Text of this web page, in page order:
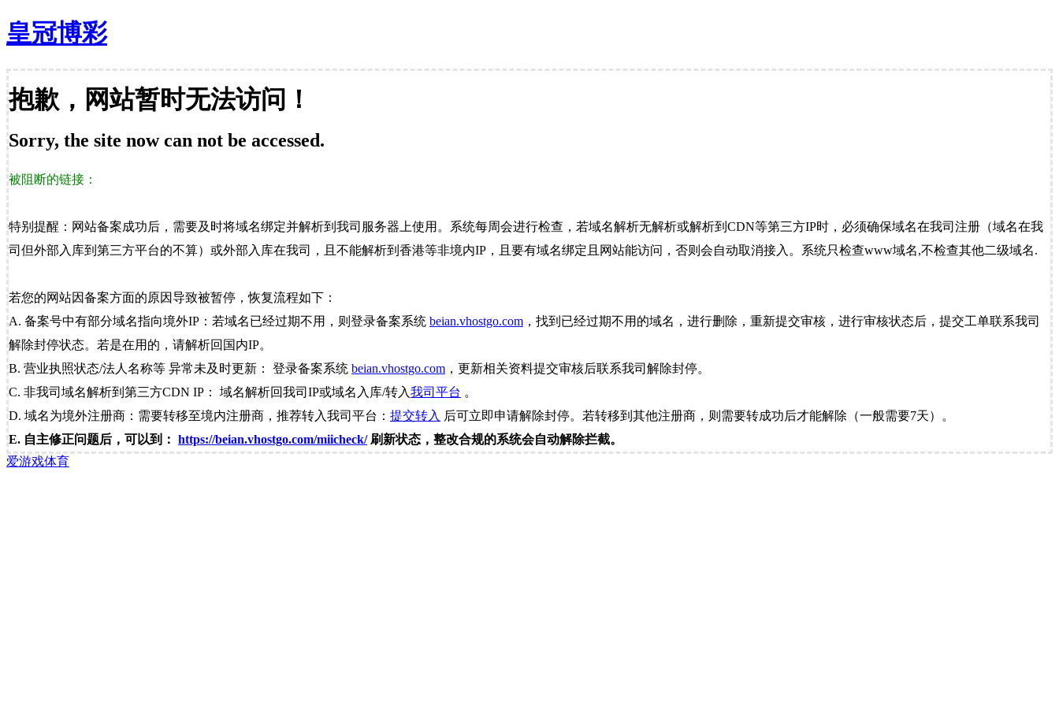
皇冠博彩
抱歉，网站暂时无法访问！
Sorry, the site now can not be accessed.
被阻断的链接：
特别提醒：网站备案成功后，需要及时将域名绑定并解析到我司服务器上使用。系统每周会进行检查，若域名解析无解析或解析到CDN等第三方IP时，必须确保域名在我司注册（域名在我
司但外部入库到第三方平台的不算）或外部入库在我司，且不能解析到香港等非境内IP，且要有域名绑定且网站能访问，否则会自动取消接入。系统只检查www域名,不检查其他二级域名.
若您的网站因备案方面的原因导致被暂停，恢复流程如下：
A. 备案号中有部分域名指向境外IP：若域名已经过期不用，则登录备案系统 beian.vhostgo.com ，找到已经过期不用的域名，进行删除，重新提交审核，进行审核状态后，提交工单联系我司
解除封停状态。若是在用的，请解析回国内IP。
B. 营业执照状态/法人名称等 异常未及时更新： 登录备案系统 beian.vhostgo.com ，更新相关资料提交审核后联系我司解除封停。
C. 非我司域名解析到第三方CDN IP： 域名解析回我司IP或域名入库/转入我司平台 。
D. 域名为境外注册商：需要转移至境内注册商，推荐转入我司平台： 提交转入 后可立即申请解除封停。若转移到其他注册商，则需要转成功后才能解除（一般需要7天）。
E. 自主修正问题后，可以到： https://beian.vhostgo.com/miicheck/刷新状态，整改合规的系统会自动解除拦截。
爱游戏体育